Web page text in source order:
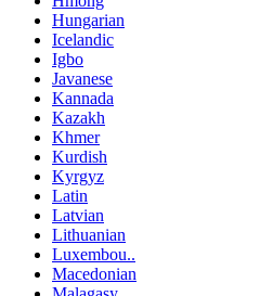
Hungarian
Icelandic
Igbo
Javanese
Kannada
Kazakh
Khmer
Kurdish
Kyrgyz
Latin
Latvian
Lithuanian
Luxembou..
Macedonian